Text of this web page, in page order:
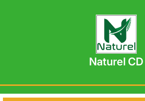
Naturel CD